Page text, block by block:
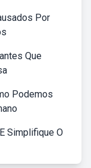
Por
Que
Podemos
Simplifique O